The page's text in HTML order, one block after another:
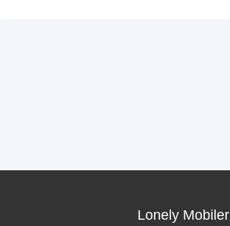
Lonely Mobiler